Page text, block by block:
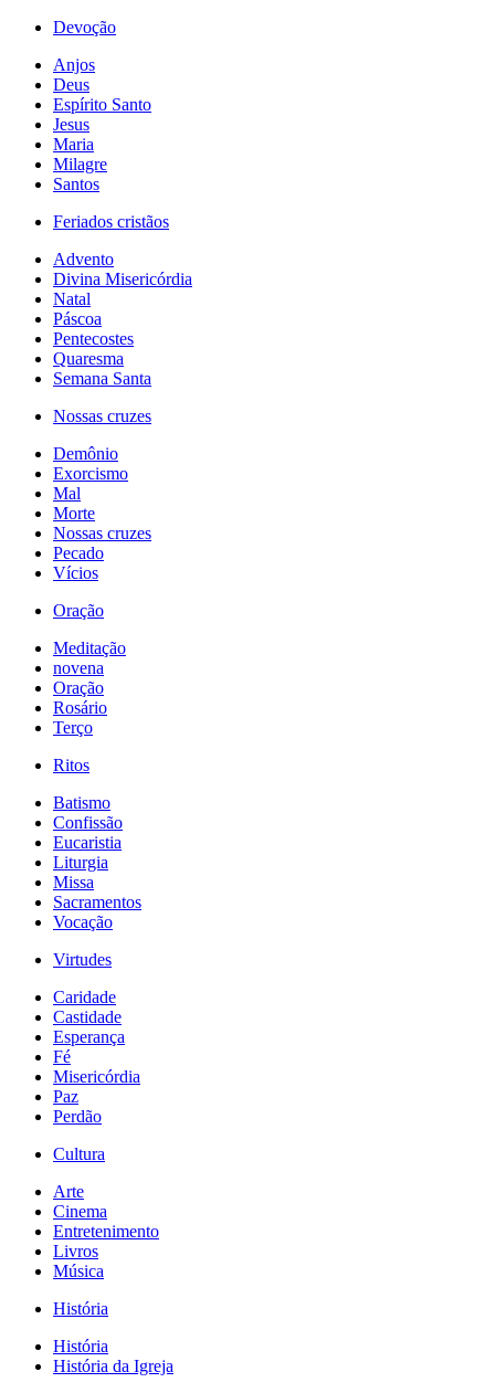
Devoção
Anjos
Deus
Espírito Santo
Jesus
Maria
Milagre
Santos
Feriados cristãos
Advento
Divina Misericórdia
Natal
Páscoa
Pentecostes
Quaresma
Semana Santa
Nossas cruzes
Demônio
Exorcismo
Mal
Morte
Nossas cruzes
Pecado
Vícios
Oração
Meditação
novena
Oração
Rosário
Terço
Ritos
Batismo
Confissão
Eucaristia
Liturgia
Missa
Sacramentos
Vocação
Virtudes
Caridade
Castidade
Esperança
Fé
Misericórdia
Paz
Perdão
Cultura
Arte
Cinema
Entretenimento
Livros
Música
História
História
História da Igreja